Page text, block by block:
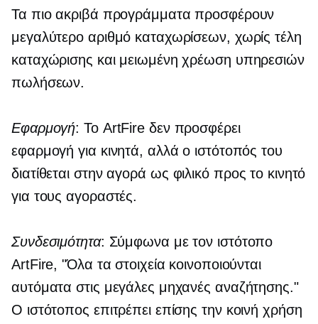
Τα πιο ακριβά προγράμματα προσφέρουν
μεγαλύτερο αριθμό καταχωρίσεων, χωρίς τέλη
καταχώρισης και μειωμένη χρέωση υπηρεσιών
πωλήσεων.
Εφαρμογή: Το ArtFire δεν προσφέρει
εφαρμογή για κινητά, αλλά ο ιστότοπός του
διατίθεται στην αγορά ως φιλικό προς το κινητό
για τους αγοραστές.
Συνδεσιμότητα: Σύμφωνα με τον ιστότοπο
ArtFire, "Όλα τα στοιχεία κοινοποιούνται
αυτόματα στις μεγάλες μηχανές αναζήτησης."
Ο ιστότοπος επιτρέπει επίσης την κοινή χρήση